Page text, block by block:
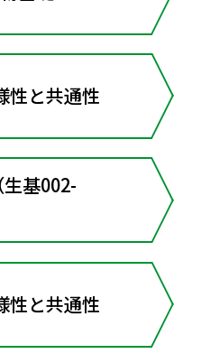
と共通性
基002-
と共通性